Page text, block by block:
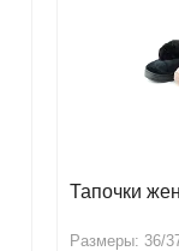
Тапочки
Размеры: 36/